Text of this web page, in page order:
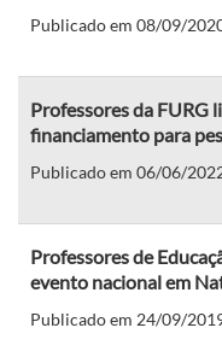
Publicado em 08/09/
Professores da FURG
financiamento para
Publicado em 06/06/
Professores de
evento nacional em
Publicado em 24/09/